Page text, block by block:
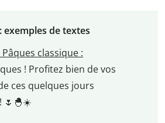
exemples de textes
classique :
! Profitez bien de vos
ces quelques jours
🌷🐣☀️